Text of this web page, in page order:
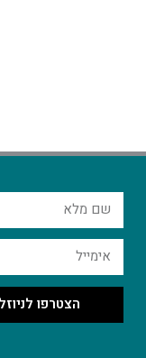
הצטרפו